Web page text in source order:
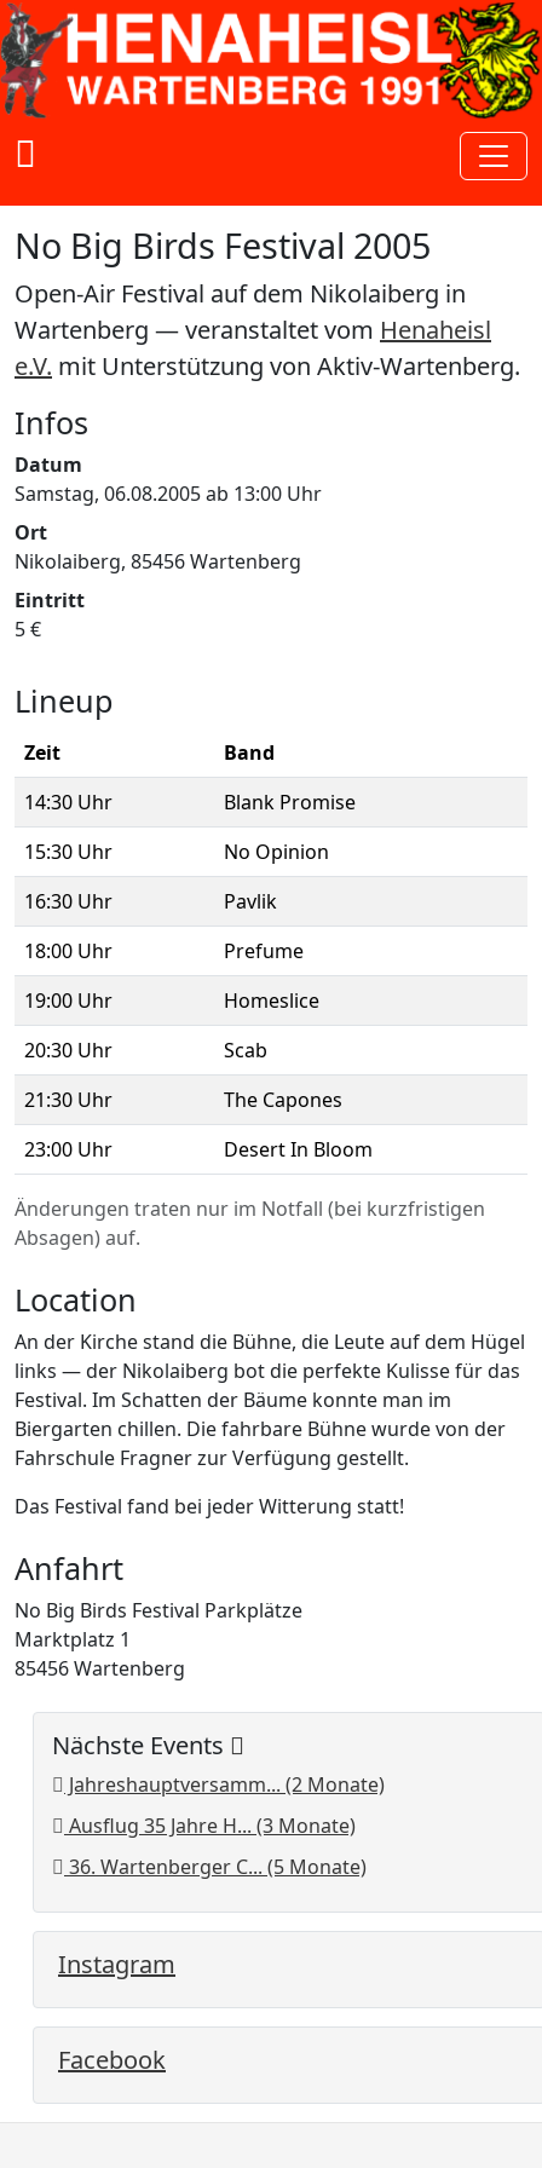
Zum Inhalt springen
No Big Birds Festival 2005
Open-Air Festival auf dem Nikolaiberg in
Wartenberg — veranstaltet vom Henaheisl
e.V. mit Unterstützung von Aktiv-Wartenberg.
Infos
Datum
Samstag, 06.08.2005 ab 13:00 Uhr
Ort
Nikolaiberg, 85456 Wartenberg
Eintritt
5 €
Lineup
Zeit
Band
14:30 Uhr
Blank Promise
15:30 Uhr
No Opinion
16:30 Uhr
Pavlik
18:00 Uhr
Prefume
19:00 Uhr
Homeslice
20:30 Uhr
Scab
21:30 Uhr
The Capones
23:00 Uhr
Desert In Bloom
Änderungen traten nur im Notfall (bei kurzfristigen
Absagen) auf.
Location
An der Kirche stand die Bühne, die Leute auf dem Hügel
links — der Nikolaiberg bot die perfekte Kulisse für das
Festival. Im Schatten der Bäume konnte man im
Biergarten chillen. Die fahrbare Bühne wurde von der
Fahrschule Fragner zur Verfügung gestellt.
Das Festival fand bei jeder Witterung statt!
Anfahrt
No Big Birds Festival Parkplätze
Marktplatz 1
85456 Wartenberg
Nächste Events
Jahreshauptversamm... (2 Monate)
Ausflug 35 Jahre H... (3 Monate)
36. Wartenberger C... (5 Monate)
Instagram
Facebook